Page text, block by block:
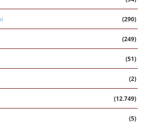
(290)
(249)
(51)
(2)
(12.749)
(5)